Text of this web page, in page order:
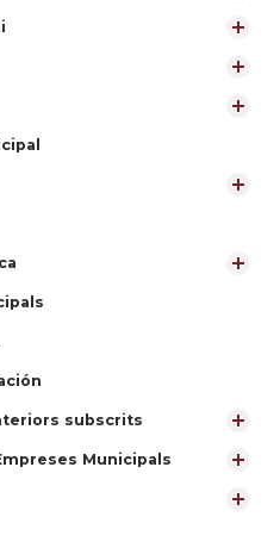
subscrits
Municipals